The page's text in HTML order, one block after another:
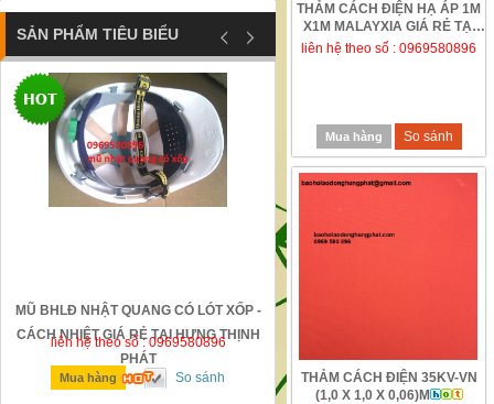
THẢM CÁCH ĐIỆN HẠ ÁP 1M
X1M MALAYXIA GIÁ RẺ TẠI
HƯNG THỊNH PH...
liên hệ theo số : 0969580896
Mua hàng So sánh
THẢM CÁCH ĐIỆN 35KV-VN
(1,0 X 1,0 X 0,06)M
SẢN PHẨM TIÊU BIỂU
MŨ BHLĐ NHẬT QUANG CÓ LÓT XỐP -
CÁCH NHIỆT GIÁ RẺ TẠI HƯNG THỊNH
PHÁT
liên hệ theo số : 0969580896
Mua hàng So sánh
GỜ GIẢM TỐC BẰNG THÉP
Mua hàng So sánh